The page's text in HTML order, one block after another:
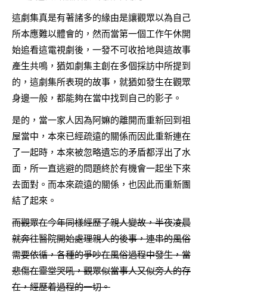
這劇集真是有著諸多的緣由是讓觀眾以為自己
所本應難以體會的，然而當第一個工作午休開
始追看這電視劇後，一發不可收拾地與這故事
產生共鳴，猶如劇集主創在多個採訪中所提到
的，這劇集所表現的故事，就猶如發生在觀眾
身邊一般，都能夠在當中找到自己的影子。
是的，當一家人因為阿嫲的離開而重新回到祖
屋當中，本來已經疏遠的關係而因此重新連在
了一起時，本來被忽略遺忘的矛盾都浮出了水
面，所一直逃避的問題終於有機會一起坐下來
去面對。而本來疏遠的關係，也因此而重新團
結了起來。
而觀眾在今年同樣經歷了親人變故，半夜凌晨
就奔往醫院開始處理親人的後事，連串的風俗
需要依循，各種的爭吵在風俗過程中發生，當
悲傷在靈堂哭吼，觀眾似當事人又似旁人的存
在，經歷着過程的一切。